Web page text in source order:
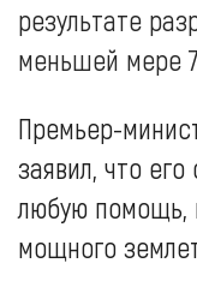
результате
меньшей мере
Премьер-
заявил, что
любую помощь,
мощного